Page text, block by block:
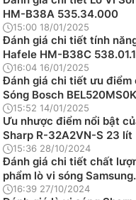
HM-B38A 535.34.000
15:00 18/01/2025
Đánh giá chi tiết tính
Hafele HM-B38C
16:04 16/01/2025
Đánh giá chi tiết ưu điểm
Sóng Bosch
4 15:52 14/01/2025
Ưu nhược điểm nổi bật
Sharp R-32A2VN-S 23 lít
15:36 28/10/2024
Đánh giá chi tiết chất
phẩm lò vi sóng Samsung
MG23T5018CE/SV
16:39 27/10/2024